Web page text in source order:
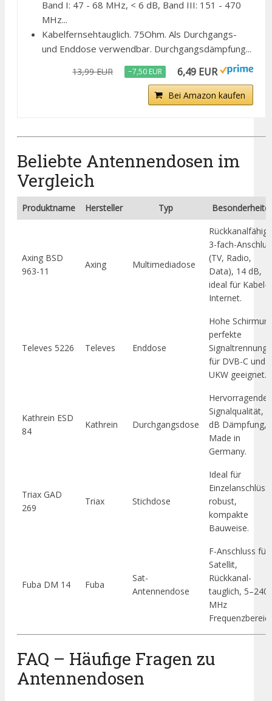
Band I: 47 - 68 MHz, < 6 dB, Band III: 151 - 470
MHz...
Kabelfernsehtauglich. 75Ohm. Als Durchgangs-
und Enddose verwendbar. Durchgangsdämpfung...
13,99 EUR −7,50 EUR 6,49 EUR
Bei Amazon kaufen
Beliebte Antennendosen im
Vergleich
Produktname Hersteller Typ
Axing BSD
963-11
Axing Multimediadose
Rückkanalfähig,
3-fach-
(TV, Radio,
Data), 14 dB,
ideal für Kabel-
Internet.
Televes 5226 Televes Enddose
Hohe
perfekte
Signaltrennung,
für DVB-C und
UKW geeignet.
Kathrein ESD
84
Kathrein Durchgangsdose
Hervorragende
Signalqualität,
dB Dämpfung,
Made in
Germany.
Triax GAD
269
Triax Stichdose
Ideal für
robust,
kompakte
Bauweise.
Fuba DM 14 Fuba
Sat-
Antennendose
F-Anschluss für
Satellit,
Rückkanal-
tauglich,
MHz
FAQ – Häufige Fragen zu
Antennendosen